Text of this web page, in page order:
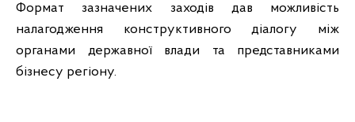
Формат зазначених заходів дав можливість
налагодження конструктивного діалогу між
органами державної влади та представниками
бізнесу регіону.